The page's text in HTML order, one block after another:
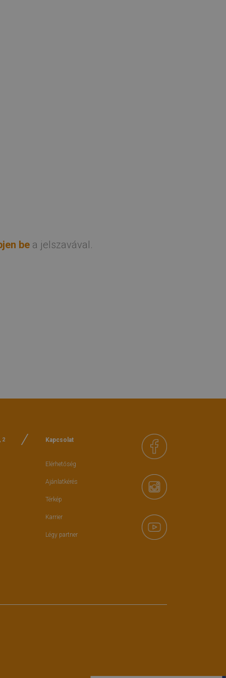
bea jelszavával.
2 Kapcsolat
Elérhetőség
Ajánlatkérés
Térkép
Karrier
Légy partner